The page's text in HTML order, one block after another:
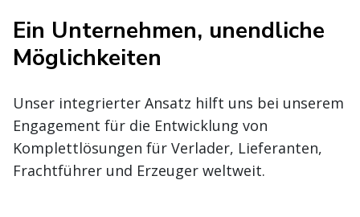
Ein Unternehmen, unendliche
Möglichkeiten
Unser integrierter Ansatz hilft uns bei unserem
Engagement für die Entwicklung von
Komplettlösungen für Verlader, Lieferanten,
Frachtführer und Erzeuger weltweit.